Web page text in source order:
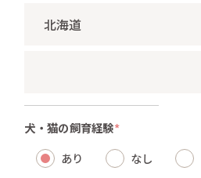
犬・猫の飼育経験*
あり
なし